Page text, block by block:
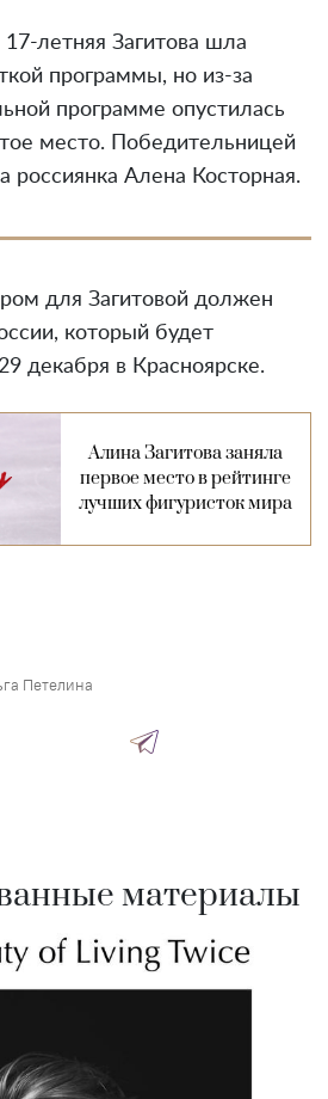
летняя Загитова шла
программы, но из-за
программе опустилась
место. Победительницей
россиянка Алена Косторная.
для Загитовой должен
который будет
декабря в Красноярске.
Алина Загитова заняла
первое место в рейтинге
лучших фигуристок мира
Петелина
материалы